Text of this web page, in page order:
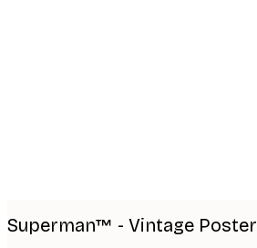
Superman™ - Vintage Poster